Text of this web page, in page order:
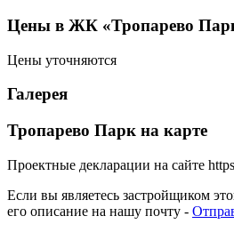
Цены в ЖК «Тропарево
Цены уточняются
Галерея
Тропарево Парк на карте
Проектные декларации на сайте
Если вы являетесь застройщиком
его описание на нашу почту -